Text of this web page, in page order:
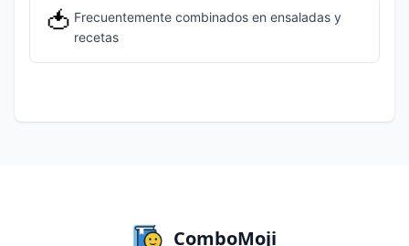
🍅 Frecuentemente combinados en ensaladas y
recetas
ComboMoji